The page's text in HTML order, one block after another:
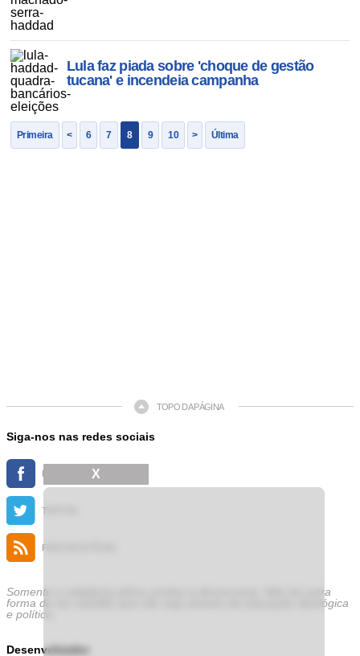
Lula faz piada sobre 'choque de gestão
tucana' e incendeia campanha
Primeira < 6 7 8 9 10 > Última
TOPO DA PÁGINA
Siga-nos nas redes sociais
FACEBOOK
TWITTER
FEED DE NOTÍCIAS
Somente a cidadania plena conduz à democracia. Não há outra
forma de ser cidadão que não seja através da educação ideológica
e política.
Desenvolvedor
X